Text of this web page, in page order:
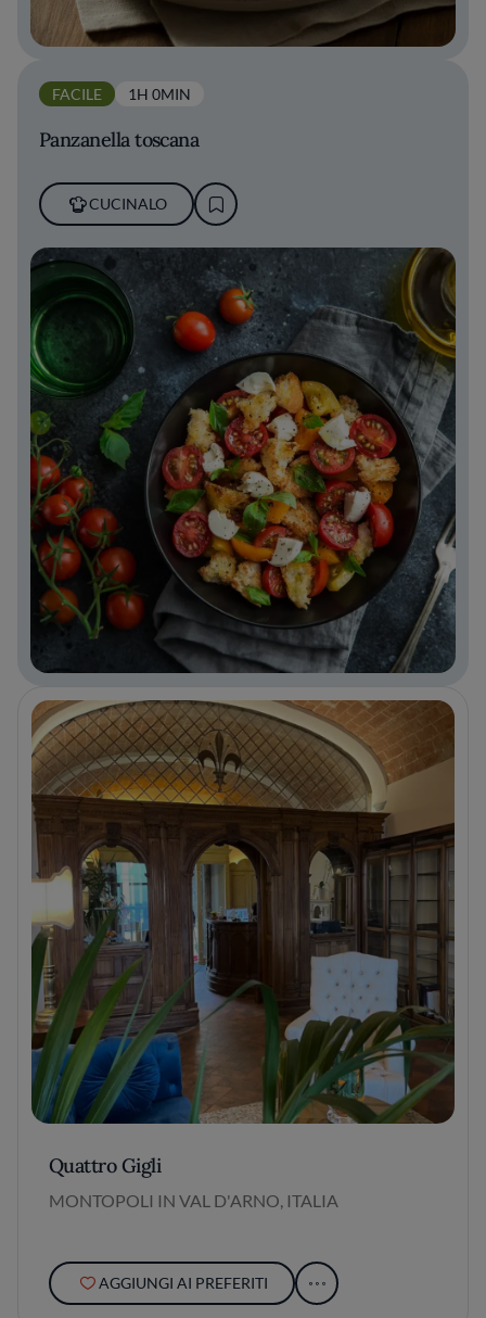
FACILE 1H 0MIN
Panzanella toscana
CUCINALO
Quattro Gigli
MONTOPOLI IN VAL D'ARNO, ITALIA
AGGIUNGI AI PREFERITI